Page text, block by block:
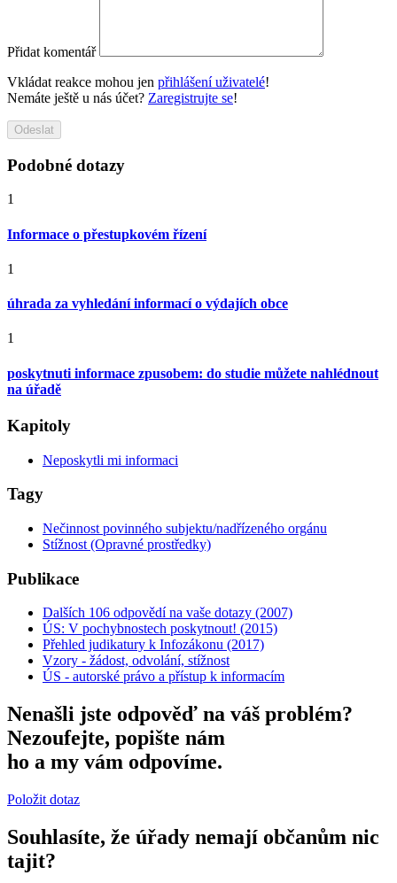
Přidat komentář
Vkládat reakce mohou jen přihlášení uživatelé!
Nemáte ještě u nás účet? Zaregistrujte se!
Odeslat
Podobné dotazy
1
Informace o přestupkovém řízení
1
úhrada za vyhledání informací o výdajích obce
1
poskytnuti informace zpusobem: do studie můžete nahlédnout
na úřadě
Kapitoly
Neposkytli mi informaci
Tagy
Nečinnost povinného subjektu/nadřízeného orgánu
Stížnost (Opravné prostředky)
Publikace
Dalších 106 odpovědí na vaše dotazy (2007)
ÚS: V pochybnostech poskytnout! (2015)
Přehled judikatury k Infozákonu (2017)
Vzory - žádost, odvolání, stížnost
ÚS - autorské právo a přístup k informacím
Nenašli jste odpověď na váš problém?
Nezoufejte, popište nám
ho a my vám odpovíme.
Položit dotaz
Souhlasíte, že úřady nemají občanům nic
tajit?